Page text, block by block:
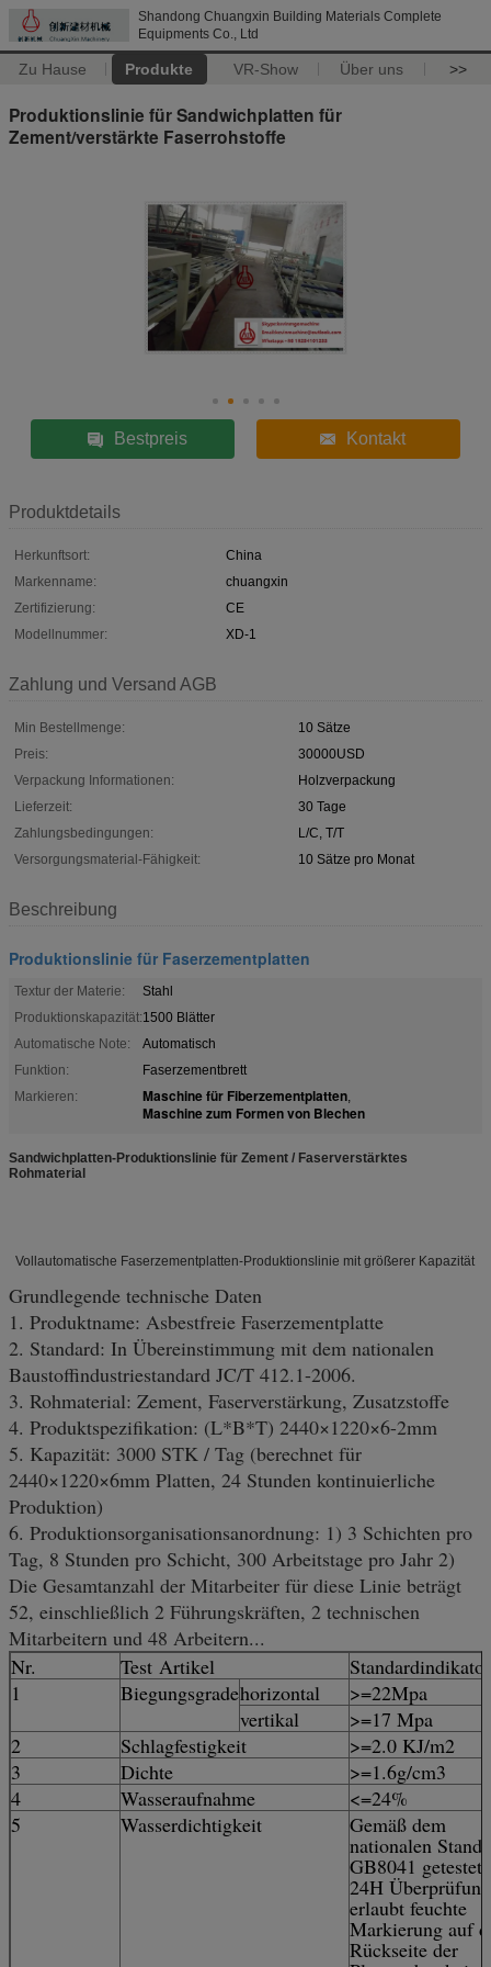
Shandong Chuangxin Building Materials Complete
Equipments Co., Ltd
Zu Hause Produkte VR-Show Über uns >>
Produktionslinie für Sandwichplatten für
Zement/verstärkte Faserrohstoffe
Bestpreis Kontakt
Produktdetails
Herkunftsort:
China
Markenname:
chuangxin
Zertifizierung:
CE
Modellnummer:
XD-1
Zahlung und Versand AGB
Min Bestellmenge:
10 Sätze
Preis:
30000USD
Verpackung Informationen:
Holzverpackung
Lieferzeit:
30 Tage
Zahlungsbedingungen:
L/C, T/T
Versorgungsmaterial-Fähigkeit:
10 Sätze pro Monat
Beschreibung
Produktionslinie für Faserzementplatten
Textur der Materie:
Stahl
Produktionskapazität:1500 Blätter
Automatische Note:
Automatisch
Funktion:
Faserzementbrett
Markieren:
Maschine für Fiberzementplatten,
Maschine zum Formen von Blechen
Sandwichplatten-Produktionslinie für Zement / Faserverstärktes
Rohmaterial
Vollautomatische Faserzementplatten-Produktionslinie mit größerer Kapazität
Grundlegende technische Daten
1. Produktname: Asbestfreie Faserzementplatte
2. Standard: In Übereinstimmung mit dem nationalen
Baustoffindustriestandard JC/T 412.1-2006.
3. Rohmaterial: Zement, Faserverstärkung, Zusatzstoffe
4. Produktspezifikation: (L*B*T) 2440×1220×6-2mm
5. Kapazität: 3000 STK / Tag (berechnet für
2440×1220×6mm Platten, 24 Stunden kontinuierliche
Produktion)
6. Produktionsorganisationsanordnung: 1) 3 Schichten pro
Tag, 8 Stunden pro Schicht, 300 Arbeitstage pro Jahr 2)
Die Gesamtanzahl der Mitarbeiter für diese Linie beträgt
52, einschließlich 2 Führungskräften, 2 technischen
Mitarbeitern und 48 Arbeitern...
Nr.
Test Artikel
1
Biegungsgradehorizontal
>=22Mpa
vertikal
>=17 Mpa
2
Schlagfestigkeit
>=2.0 KJ/m2
3
Dichte
>=1.6g/cm3
4
Wasseraufnahme
<=24%
5
Wasserdichtigkeit Gemäß dem
nationalen
GB8041 getestet
24H Überprüfung
erlaubt feuchte
Markierung auf
Rückseite der